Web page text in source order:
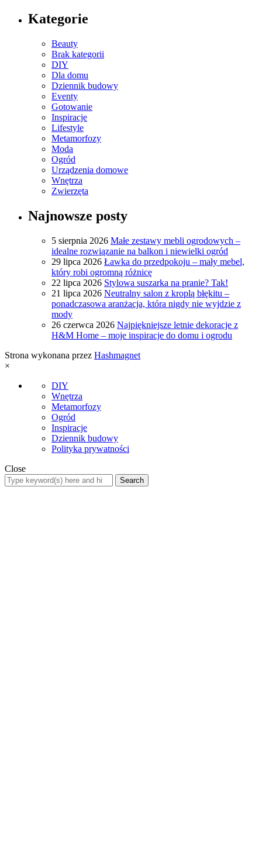
Kategorie
Beauty
Brak kategorii
DIY
Dla domu
Dziennik budowy
Eventy
Gotowanie
Inspiracje
Lifestyle
Metamorfozy
Moda
Ogród
Urządzenia domowe
Wnętrza
Zwierzęta
Najnowsze posty
5 sierpnia 2026 Małe zestawy mebli ogrodowych –
idealne rozwiązanie na balkon i niewielki ogród
29 lipca 2026 Ławka do przedpokoju – mały mebel,
który robi ogromną różnicę
22 lipca 2026 Stylowa suszarka na pranie? Tak!
21 lipca 2026 Neutralny salon z kroplą błękitu –
ponadczasowa aranżacja, która nigdy nie wyjdzie z
mody
26 czerwca 2026 Najpiękniejsze letnie dekoracje z
H&M Home – moje inspiracje do domu i ogrodu
Strona wykonana przez Hashmagnet
×
DIY
Wnętrza
Metamorfozy
Ogród
Inspiracje
Dziennik budowy
Polityka prywatności
Close